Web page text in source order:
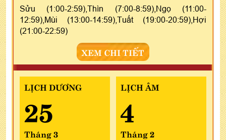
Sửu (1:00-2:59),Thìn (7:00-8:59),Ngọ (11:00-
12:59),Mùi (13:00-14:59),Tuất (19:00-20:59),Hợi
(21:00-22:59)
XEM CHI TIẾT
LỊCH DƯƠNG
25
Tháng 3
LỊCH ÂM
4
Tháng 2